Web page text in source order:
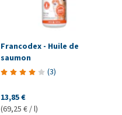
Francodex - Huile de
saumon
(3)
13,85 €
(69,25 € / l)